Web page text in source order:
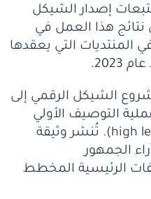
إصدار الشيكل
هذا العمل في
المنتديات التي يعقدها
2024 وصل مشروع الشيكل الرقمي إلى
التوصيف الأولي
للشيكل الرقمي (high level design). تُنشر وثيقة
الجمهور
الرئيسية المخطط